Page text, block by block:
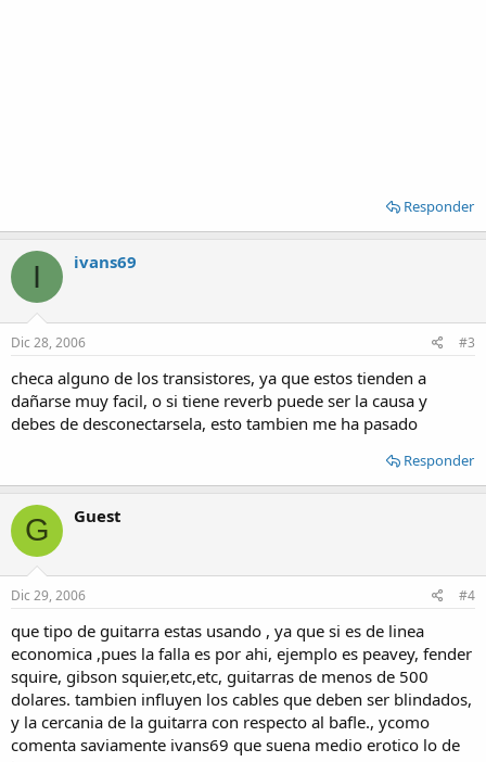
Responder
I ivans69
Dic 28, 2006 #3
checa alguno de los transistores, ya que estos tienden a
dañarse muy facil, o si tiene reverb puede ser la causa y
debes de desconectarsela, esto tambien me ha pasado
Responder
G Guest
Dic 29, 2006 #4
que tipo de guitarra estas usando , ya que si es de linea
economica ,pues la falla es por ahi, ejemplo es peavey, fender
squire, gibson squier,etc,etc, guitarras de menos de 500
dolares. tambien influyen los cables que deben ser blindados,
y la cercania de la guitarra con respecto al bafle., ycomo
comenta saviamente ivans69 que suena medio erotico lo de